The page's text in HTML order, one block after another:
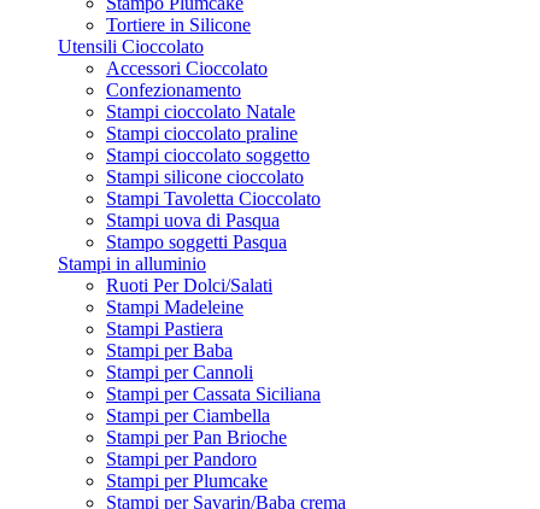
Tortiere in Silicone
Utensili Cioccolato
Accessori Cioccolato
Confezionamento
Stampi cioccolato Natale
Stampi cioccolato praline
Stampi cioccolato soggetto
Stampi silicone cioccolato
Stampi Tavoletta Cioccolato
Stampi uova di Pasqua
Stampo soggetti Pasqua
Stampi in alluminio
Ruoti Per Dolci/Salati
Stampi Madeleine
Stampi Pastiera
Stampi per Baba
Stampi per Cannoli
Stampi per Cassata Siciliana
Stampi per Ciambella
Stampi per Pan Brioche
Stampi per Pandoro
Stampi per Plumcake
Stampi per Savarin/Baba crema